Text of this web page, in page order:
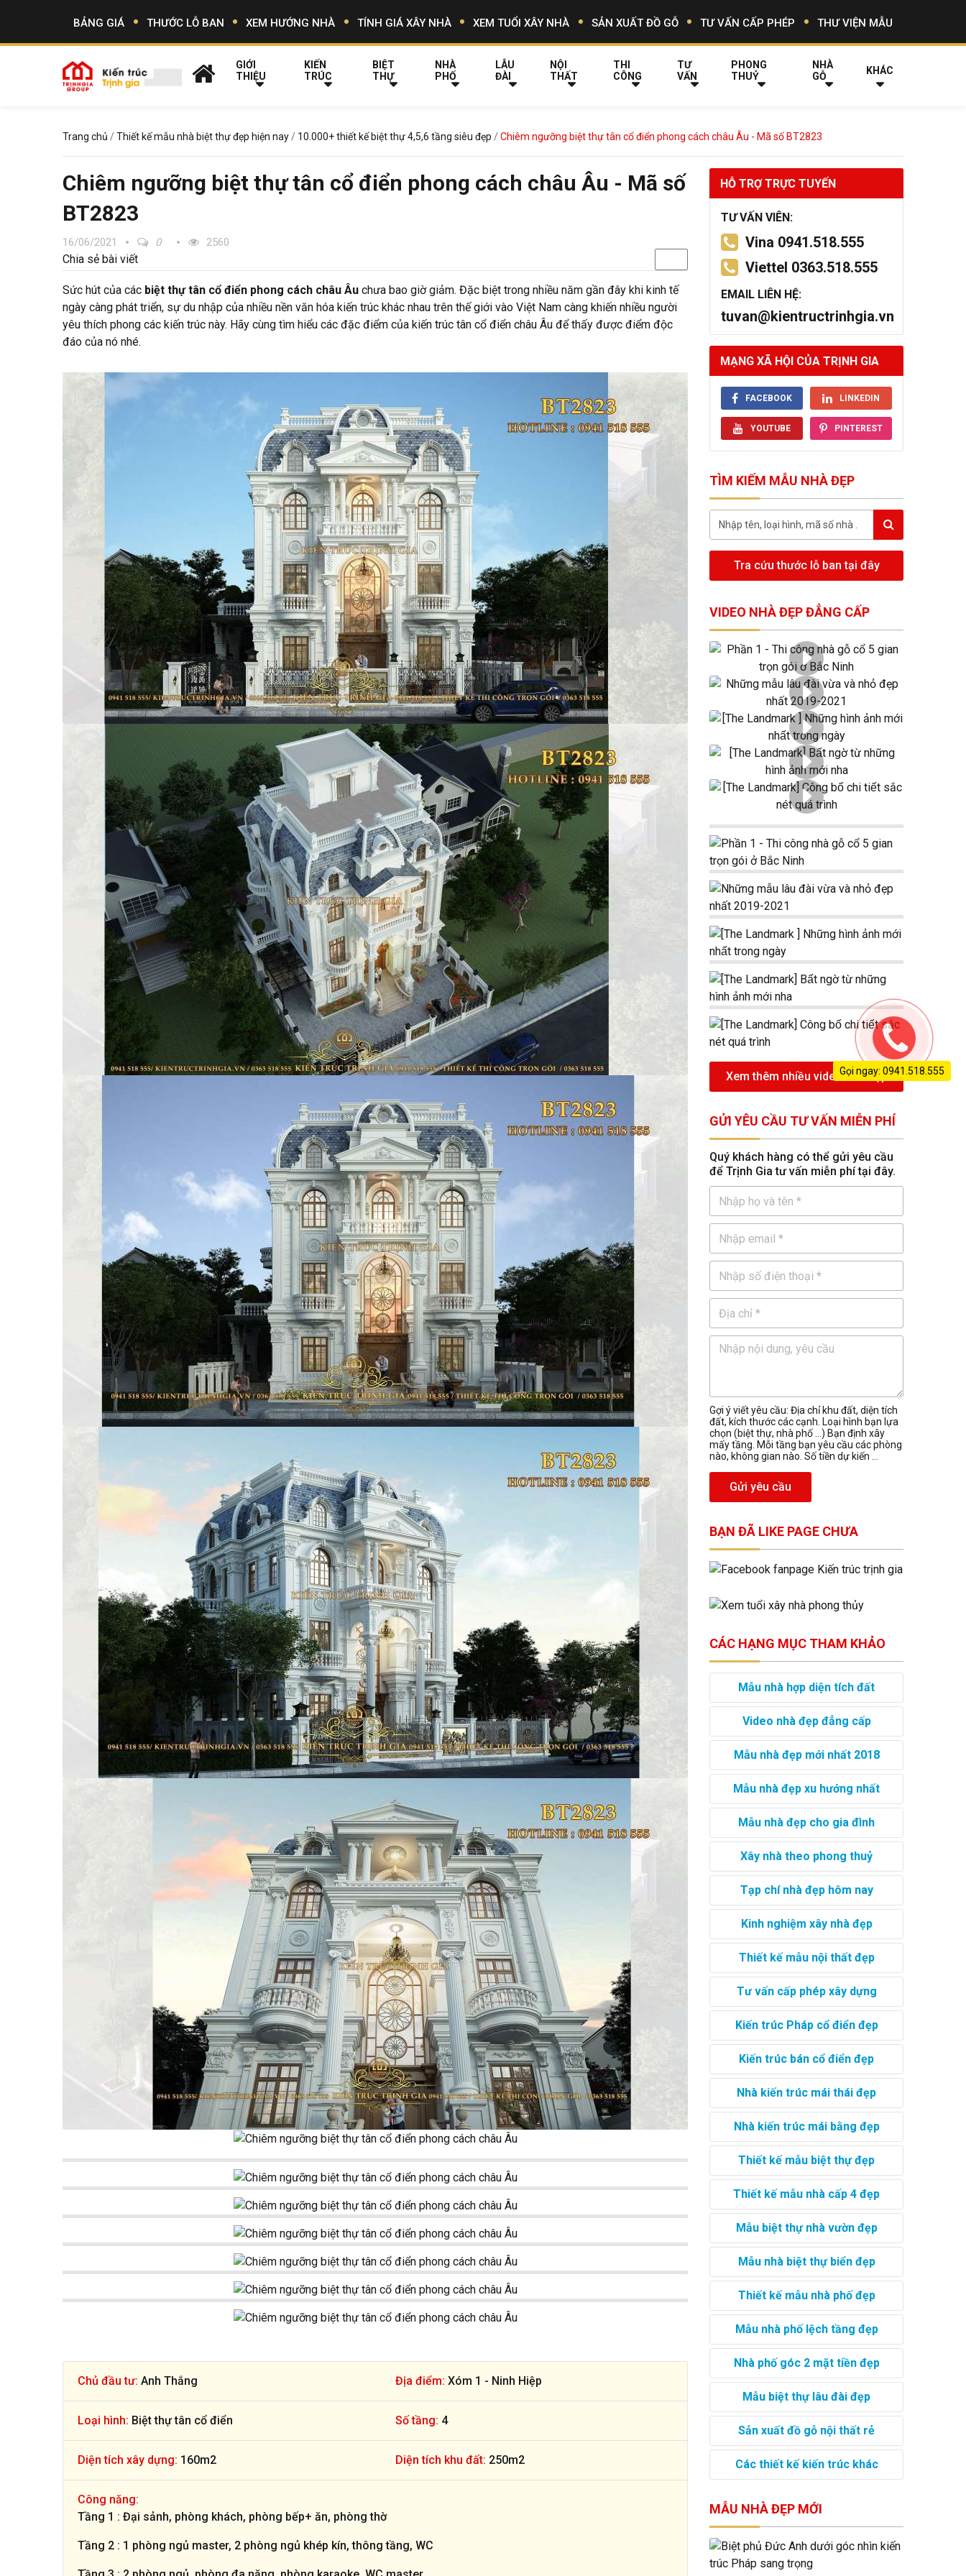
BẢNG GIÁ THƯỚC LỖ BAN XEM HƯỚNG NHÀ TÍNH GIÁ XÂY NHÀ XEM TUỔI XÂY NHÀ SẢN XUẤT ĐỒ GỖ TƯ VẤN CẤP PHÉP THƯ VIỆN MẪU
GIỚI
THIỆU
KIẾN
TRÚC
BIỆT
THỰ
NHÀ
PHỐ
LÂU
ĐÀI
NỘI
THẤT
THI
CÔNG
TƯ
VẤN
PHONG
THUỶ
NHÀ
GỖ
KHÁC
Trang chủ Thiết kế mẫu nhà biệt thự đẹp hiện nay 10.000+ thiết kế biệt thự 4,5,6 tầng siêu đẹp Chiêm ngưỡng biệt thự tân cổ điển phong cách châu Âu - Mã số BT2823
Chiêm ngưỡng biệt thự tân cổ điển phong cách châu Âu - Mã số
BT2823
16/06/2021 0 2560
Chia sẻ bài viết
Sức hút của các biệt thự tân cổ điển phong cách châu Âu chưa bao giờ giảm. Đặc biệt trong nhiều năm gần đây khi kinh tế
ngày càng phát triển, sự du nhập của nhiều nền văn hóa kiến trúc khác nhau trên thế giới vào Việt Nam càng khiến nhiều người
yêu thích phong các kiến trúc này. Hãy cùng tìm hiểu các đặc điểm của kiến trúc tân cổ điển châu Âu để thấy được điểm độc
đáo của nó nhé.
Chủ đầu tư: Anh Thắng Địa điểm: Xóm 1 - Ninh Hiệp
Loại hình: Biệt thự tân cổ điển Số tầng: 4
Diện tích xây dựng: 160m2 Diện tích khu đất: 250m2
Công năng:
Tầng 1 : Đại sảnh, phòng khách, phòng bếp+ ăn, phòng thờ
Tầng 2 : 1 phòng ngủ master, 2 phòng ngủ khép kín, thông tầng, WC
HỖ TRỢ TRỰC TUYẾN
TƯ VẤN VIÊN:
Vina 0941.518.555
Viettel 0363.518.555
EMAIL LIÊN HỆ:
tuvan@kientructrinhgia.vn
MẠNG XÃ HỘI CỦA TRỊNH GIA
FACEBOOK LINKEDIN
YOUTUBE PINTEREST
TÌM KIẾM MẪU NHÀ ĐẸP
Tra cứu thước lỗ ban tại đây
VIDEO NHÀ ĐẸP ĐẲNG CẤP
Xem thêm nhiều video nhà đẹp
GỬI YÊU CẦU TƯ VẤN MIỄN PHÍ
Quý khách hàng có thể gửi yêu cầu
để Trịnh Gia tư vấn miễn phí tại đây.
Gợi ý viết yêu cầu: Địa chỉ khu đất, diện tích
đất, kích thước các cạnh. Loại hình bạn lựa
chọn (biệt thự, nhà phố …) Bạn định xây
mấy tầng. Mỗi tầng bạn yêu cầu các phòng
nào, không gian nào. Số tiền dự kiến ...
Gửi yêu cầu
BẠN ĐÃ LIKE PAGE CHƯA
CÁC HẠNG MỤC THAM KHẢO
Mẫu nhà hợp diện tích đất
Video nhà đẹp đẳng cấp
Mẫu nhà đẹp mới nhất 2018
Mẫu nhà đẹp xu hướng nhất
Mẫu nhà đẹp cho gia đình
Xây nhà theo phong thuỷ
Tạp chí nhà đẹp hôm nay
Kinh nghiệm xây nhà đẹp
Thiết kế mẫu nội thất đẹp
Tư vấn cấp phép xây dựng
Kiến trúc Pháp cổ điển đẹp
Kiến trúc bán cổ điển đẹp
Nhà kiến trúc mái thái đẹp
Nhà kiến trúc mái bằng đẹp
Thiết kế mẫu biệt thự đẹp
Thiết kế mẫu nhà cấp 4 đẹp
Mẫu biệt thự nhà vườn đẹp
Mẫu nhà biệt thự biển đẹp
Thiết kế mẫu nhà phố đẹp
Mẫu nhà phố lệch tầng đẹp
Nhà phố góc 2 mặt tiền đẹp
Mẫu biệt thự lâu đài đẹp
Sản xuất đồ gỗ nội thất rẻ
Các thiết kế kiến trúc khác
MẪU NHÀ ĐẸP MỚI
Gọi ngay: 0941.518.555